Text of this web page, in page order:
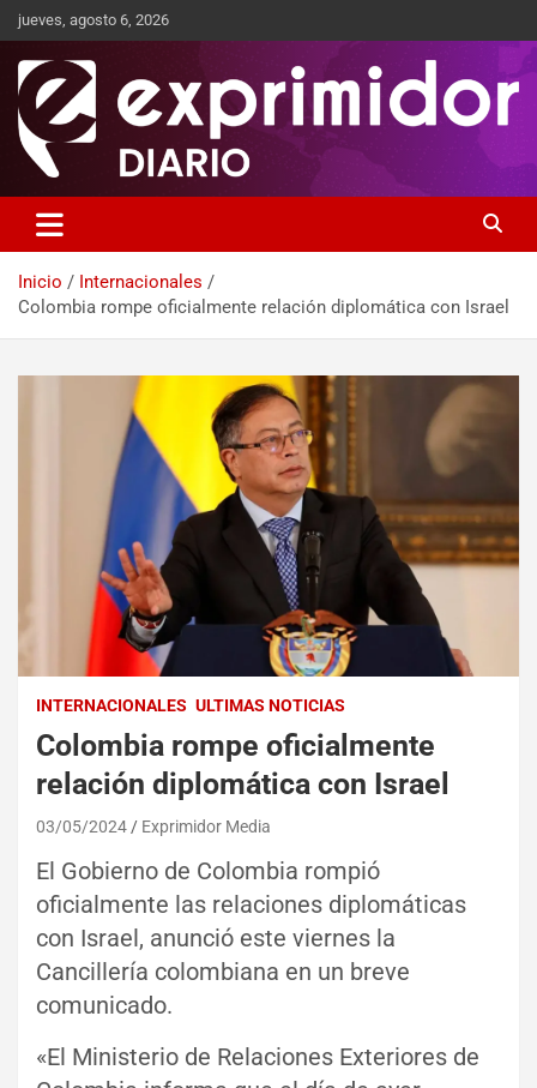
jueves, agosto 6, 2026
Exprimidor media
Inicio
Internacionales
Colombia rompe oficialmente relación diplomática con Israel
INTERNACIONALES ULTIMAS NOTICIAS
Colombia rompe oficialmente
relación diplomática con Israel
03/05/2024 Exprimidor Media
El Gobierno de Colombia rompió
oficialmente las relaciones diplomáticas
con Israel, anunció este viernes la
Cancillería colombiana en un breve
comunicado.
«El Ministerio de Relaciones Exteriores de